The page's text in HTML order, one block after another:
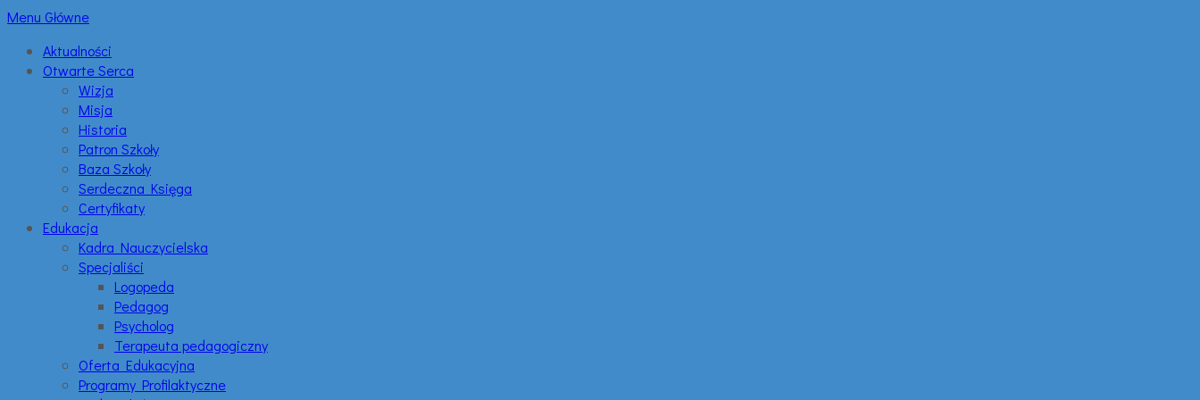
Menu Główne
Aktualności
Otwarte Serca
Wizja
Misja
Historia
Patron Szkoły
Baza Szkoły
Serdeczna Księga
Certyfikaty
Edukacja
Kadra Nauczycielska
Specjaliści
Logopeda
Pedagog
Psycholog
Terapeuta pedagogiczny
Oferta Edukacyjna
Programy Profilaktyczne